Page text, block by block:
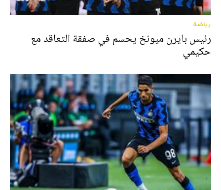
رياضة
رئيس بايرن ميونخ يحسم في صفقة التعاقد مع
حكيمي